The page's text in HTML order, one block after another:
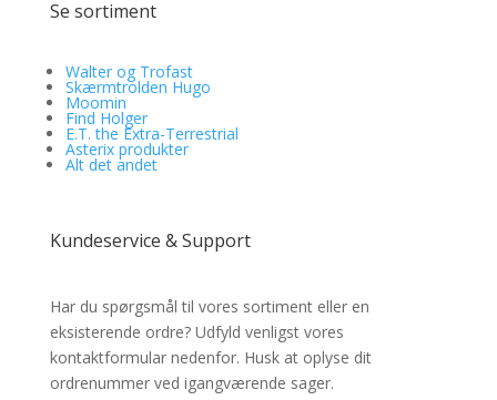
Se sortiment
Walter og Trofast
Skærmtrolden Hugo
Moomin
Find Holger
E.T. the Extra-Terrestrial
Asterix produkter
Alt det andet
Kundeservice & Support
Har du spørgsmål til vores sortiment eller en
eksisterende ordre? Udfyld venligst vores
kontaktformular nedenfor. Husk at oplyse dit
ordrenummer ved igangværende sager.